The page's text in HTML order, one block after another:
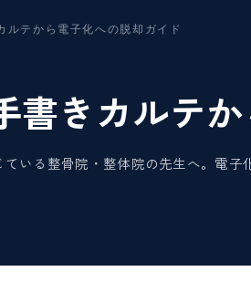
ルテから電子化への脱却ガイド
書きカルテ
いる整骨院・整体院の先生へ。電